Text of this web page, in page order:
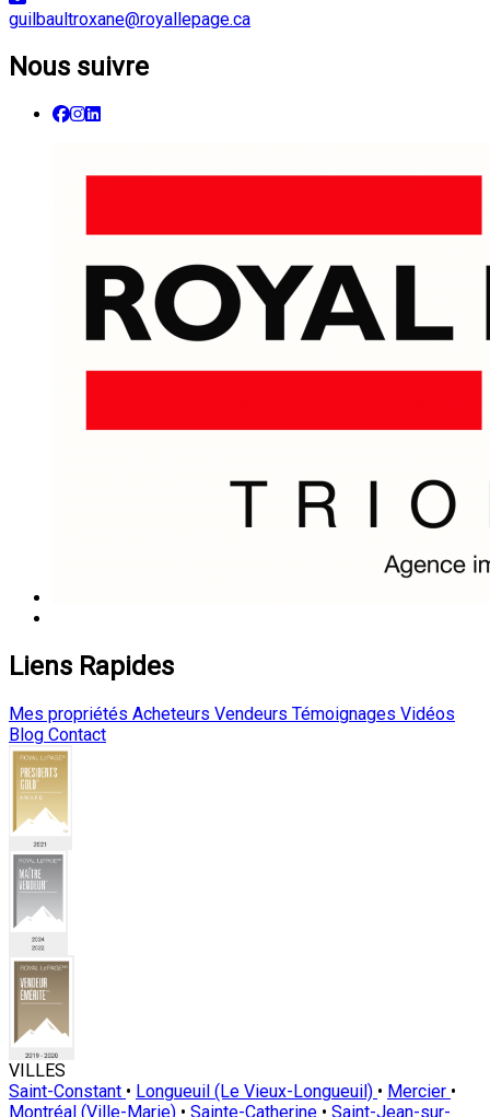
guilbaultroxane@royallepage.ca
Nous suivre
Liens Rapides
Mes propriétés Acheteurs Vendeurs Témoignages Vidéos
Blog Contact
VILLES
Saint-Constant • Longueuil (Le Vieux-Longueuil) • Mercier •
Montréal (Ville-Marie) • Sainte-Catherine • Saint-Jean-sur-